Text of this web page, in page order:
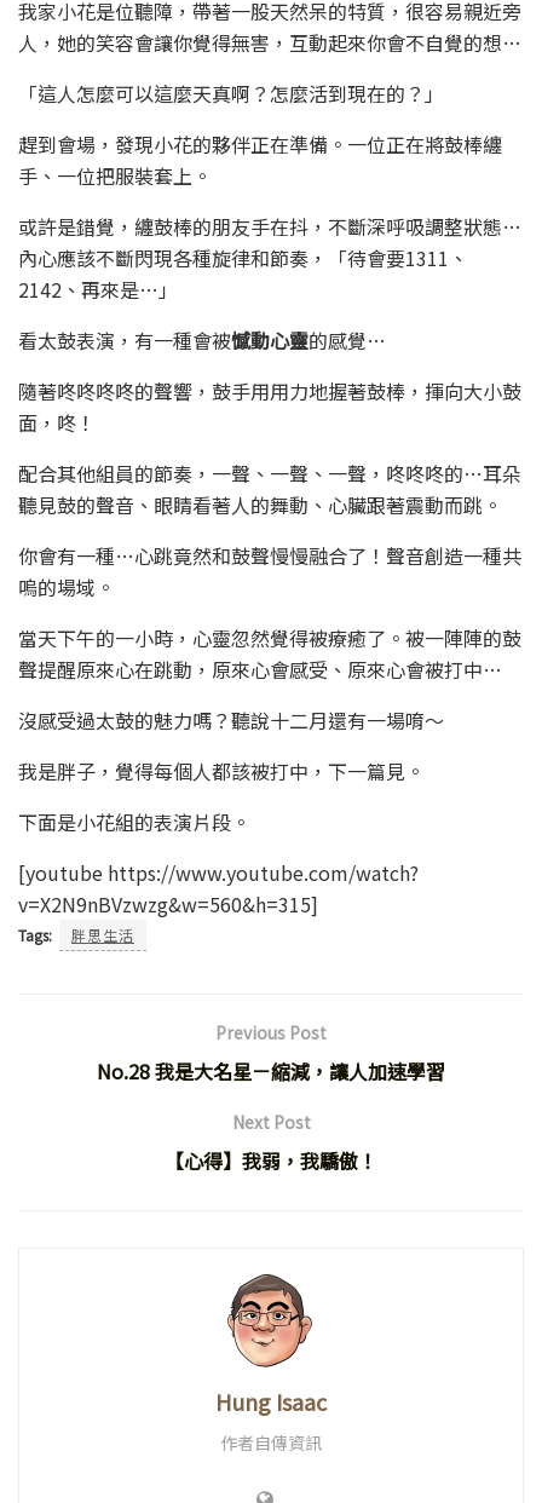
我家小花是位聽障，帶著一股天然呆的特質，很容易親近旁
人，她的笑容會讓你覺得無害，互動起來你會不自覺的想…
「這人怎麼可以這麼天真啊？怎麼活到現在的？」
趕到會場，發現小花的夥伴正在準備。一位正在將鼓棒纏
手、一位把服裝套上。
或許是錯覺，纏鼓棒的朋友手在抖，不斷深呼吸調整狀態…
內心應該不斷閃現各種旋律和節奏，「待會要1311、
2142、再來是…」
看太鼓表演，有一種會被憾動心靈的感覺…
隨著咚咚咚咚的聲響，鼓手用用力地握著鼓棒，揮向大小鼓
面，咚！
配合其他組員的節奏，一聲、一聲、一聲，咚咚咚的…耳朵
聽見鼓的聲音、眼睛看著人的舞動、心臟跟著震動而跳。
你會有一種…心跳竟然和鼓聲慢慢融合了！聲音創造一種共
嗚的場域。
當天下午的一小時，心靈忽然覺得被療癒了。被一陣陣的鼓
聲提醒原來心在跳動，原來心會感受、原來心會被打中…
沒感受過太鼓的魅力嗎？聽說十二月還有一場唷～
我是胖子，覺得每個人都該被打中，下一篇見。
下面是小花組的表演片段。
[youtube https://www.youtube.com/watch?
v=X2N9nBVzwzg&w=560&h=315]
Tags: 胖思生活
Previous Post
No.28 我是大名星－縮減，讓人加速學習
Next Post
【心得】我弱，我驕傲！
Hung Isaac
作者自傳資訊